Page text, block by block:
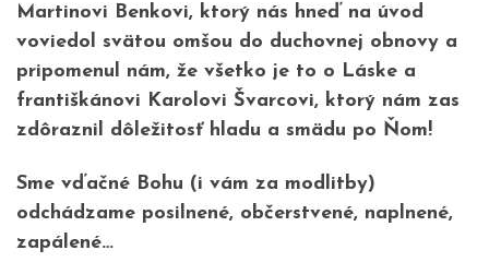
Martinovi Benkovi, ktorý nás hneď na úvod
voviedol svätou omšou do duchovnej obnovy a
pripomenul nám, že všetko je to o Láske a
františkánovi Karolovi Švarcovi, ktorý nám zas
zdôraznil dôležitosť hladu a smädu po Ňom!
Sme vďačné Bohu (i vám za modlitby)
odchádzame posilnené, občerstvené, naplnené,
zapálené…